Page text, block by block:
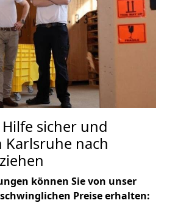
sicher und
Karlsruhe nach
können Sie von unser
Preise erhalten: